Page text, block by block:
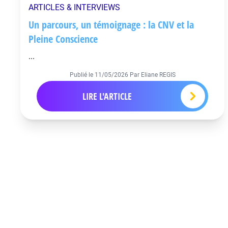
ARTICLES & INTERVIEWS
Un parcours, un témoignage : la CNV et la
Pleine Conscience
...
Publié le 11/05/2026 Par Eliane REGIS
LIRE L'ARTICLE